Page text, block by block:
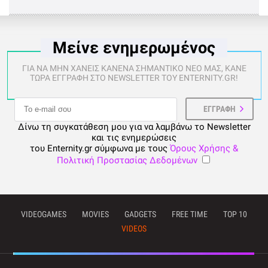
Μείνε ενημερωμένος
ΓΙΑ ΝΑ ΜΗΝ ΧΑΝΕΙΣ ΚΑΝΕΝΑ ΣΗΜΑΝΤΙΚΟ ΝΕΟ ΜΑΣ, ΚΑΝΕ
ΤΩΡΑ ΕΓΓΡΑΦΗ ΣΤΟ NEWSLETTER ΤΟΥ ENTERNITY.GR!
Δίνω τη συγκατάθεση μου για να λαμβάνω το Newsletter
και τις ενημερώσεις
του Enternity.gr σύμφωνα με τους Όρους Χρήσης &
Πολιτική Προστασίας Δεδομένων
VIDEOGAMES MOVIES GADGETS FREE TIME
TOP 10
VIDEOS